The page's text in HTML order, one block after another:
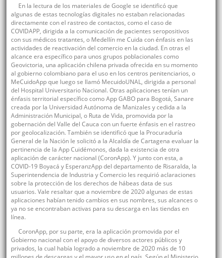
En la lectura de los materiales de Google se identificó que
algunas de estas tecnologías digitales no estaban relacionadas
directamente con el rastreo de contactos, como el caso de
COVIDAPP, dirigida a la comunicación de pacientes seropositivos
con sus médicos tratantes, o Medellín me Cuida con énfasis en las
actividades de reactivación del comercio en la ciudad. En otras el
alcance era específico para unos grupos poblacionales como
Geovictoria, una aplicación chilena privada ofrecida en su momento
al gobierno colombiano para el uso en los centros penitenciarios, o
MeCuidoApp que luego se llamó MecuidoUNAL, dirigida a personal
del Hospital Universitario Nacional. Otras aplicaciones tenían un
énfasis territorial específico como App GABO para Bogotá, Sanare
creada por la Universidad Autónoma de Manizales y cedida a la
Administración Municipal, o Ruta de Vida, promovida por la
gobernación del Valle del Cauca con un fuerte énfasis en el rastreo
por geolocalización. También se identificó que la Procuraduría
General de la Nación le solicitó a la Alcaldía de Cartagena evaluar la
pertinencia de la App Cuidémonos, dada la existencia de otra
aplicación de carácter nacional (CoronApp). Y junto con esta, a
COVID-19 Boyacá y EsperanzApp del departamento de Risaralda, la
Superintendencia de Industria y Comercio les requirió aclaraciones
sobre la protección de los derechos de hábeas data de sus
usuarios. Vale resaltar que a noviembre de 2020 algunas de estas
aplicaciones habían tenido cambios en sus nombres, sus alcances o
ya no se encontraban activas para su descarga en las tiendas en
línea.
CoronApp, por su parte, era la aplicación promovida por el
Gobierno nacional con el apoyo de diversos actores públicos y
privados, la cual había logrado a noviembre de 2020 más de 10